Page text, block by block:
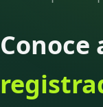
Conoce